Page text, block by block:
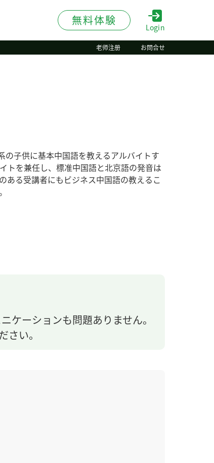
無料体験
Login
老师注册 お問合せ
子供に基本中国語を教えるアルバイトす
トを兼任し、標准中国語と北京語の発音は
ある受講者にもビジネス中国語の教えるこ
ケーションも問題ありません。
い。